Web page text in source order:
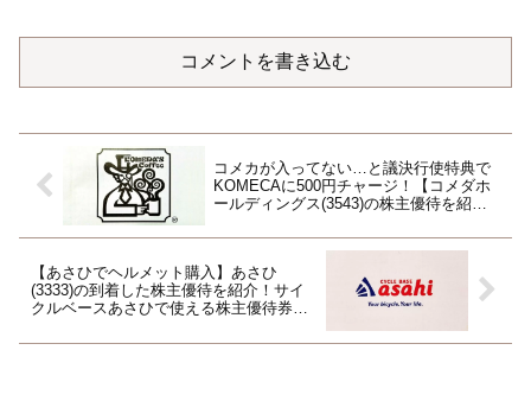
コメントを書き込む
コメカが入ってない…と議決行使特典で
KOMECAに500円チャージ！【コメダホ
ールディングス(3543)の株主優待を紹
【あさひでヘルメット購入】あさひ
(3333)の到着した株主優待を紹介！サイ
クルベースあさひで使える株主優待券